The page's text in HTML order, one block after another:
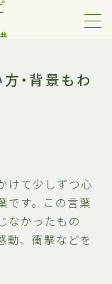
・背景もわ
けて少しずつ心
です。この言葉
なかったもの
動、衝撃などを